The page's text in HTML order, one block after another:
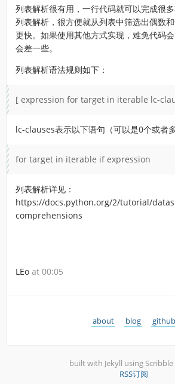
列表解析很有用，一行代码就可以完成很
列表解析，很方便就从列表中筛选出偶数
更快。如果使用其他方式实现，难免代码
会差一些。
列表解析语法规则如下：
[ expression for target in iterable lc-
lc-clauses表示以下语句（可以是0个或者
for target in iterable if expression
列表解析详见：
https://docs.python.org/2/tutorial/
comprehensions
LEo at 00:05
about blog github
built with Jekyll using
RSS订阅